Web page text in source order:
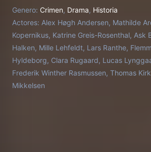
incendiada en Esbjerg, Otto y su
a desentrañar un misterioso
luchas de poder y corrupción entre
ciudad.
Genero: Crimen, Drama, Historia
Actores: Alex Høgh Andersen, Mathilde
Kopernikus, Katrine Greis-Rosenthal, Ask
Halken, Mille Lehfeldt, Lars Ranthe,
Hyldeborg, Clara Rugaard, Lucas
Frederik Winther Rasmussen, Thomas
Mikkelsen